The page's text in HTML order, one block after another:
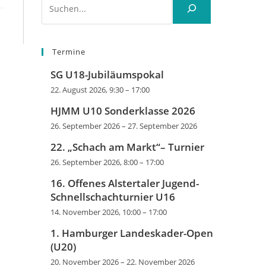
Termine
SG U18-Jubiläumspokal
22. August 2026, 9:30– 17:00
HJMM U10 Sonderklasse 2026
26. September 2026– 27. September 2026
22. „Schach am Markt“– Turnier
26. September 2026, 8:00– 17:00
16. Offenes Alstertaler Jugend-
Schnellschachturnier U16
14. November 2026, 10:00– 17:00
1. Hamburger Landeskader-Open
(U20)
20. November 2026– 22. November 2026